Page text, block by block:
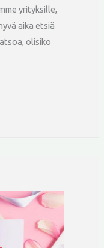
yrityksille,
aika etsiä
olisiko